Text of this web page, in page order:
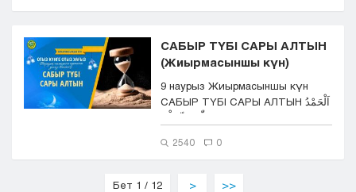
САБЫР ТҮБІ САРЫ АЛТЫН
(Жиырмасыншы күн)
9 наурыз Жиырмасыншы күн
САБЫР ТҮБІ САРЫ АЛТЫН اَلْحَمْدُ
2540 0
Бет 1 / 12 > >>